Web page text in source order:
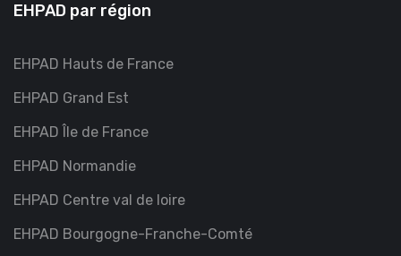
EHPAD par région
EHPAD Hauts de France
EHPAD Grand Est
EHPAD Île de France
EHPAD Normandie
EHPAD Centre val de loire
EHPAD Bourgogne-Franche-Comté